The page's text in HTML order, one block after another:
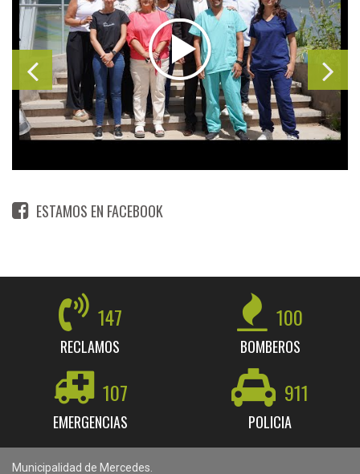
ESTAMOS EN FACEBOOK
147
RECLAMOS
100
BOMBEROS
107
EMERGENCIAS
911
POLICIA
Municipalidad de Mercedes.